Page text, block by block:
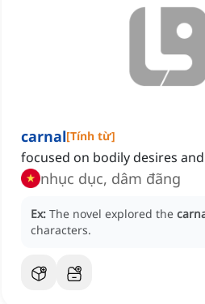
carnal[Tính từ]
focused on bodily desires
nhục dục, dâm đãng
Ex: The novel explored the
characters.